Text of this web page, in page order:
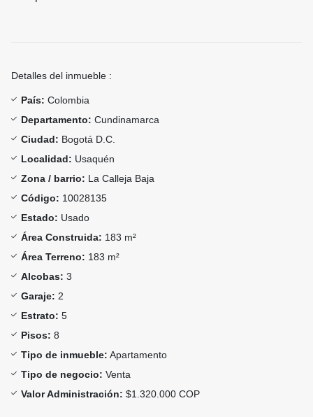
Detalles del inmueble :
País: Colombia
Departamento: Cundinamarca
Ciudad: Bogotá D.C.
Localidad: Usaquén
Zona / barrio: La Calleja Baja
Código: 10028135
Estado: Usado
Área Construida: 183 m²
Área Terreno: 183 m²
Alcobas: 3
Garaje: 2
Estrato: 5
Pisos: 8
Tipo de inmueble: Apartamento
Tipo de negocio: Venta
Valor Administración: $1.320.000 COP